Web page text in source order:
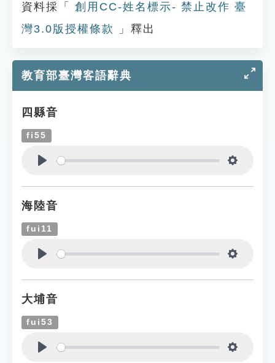
資料採「
創用CC-姓名標示- 禁止改作 臺
灣3.0版授權條款
」釋出
教育部臺灣客語辭典
四縣音
fi55
海陸音
fui11
大埔音
fui53